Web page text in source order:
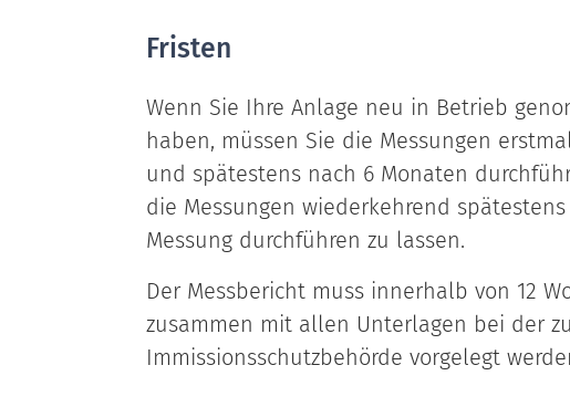
Fristen
Wenn Sie Ihre Anlage neu in Betrieb
haben, müssen Sie die Messungen
und spätestens nach 6 Monaten
die Messungen wiederkehrend
Messung durchführen zu lassen.
Der Messbericht muss innerhalb von 12
zusammen mit allen Unterlagen bei der
Immissionsschutzbehörde vorgelegt